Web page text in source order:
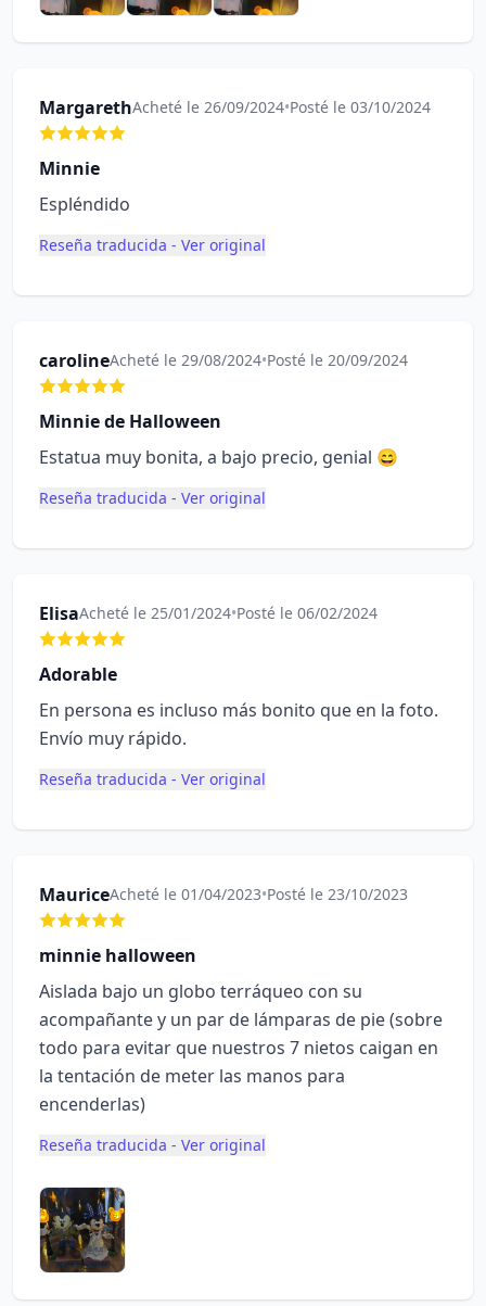
MargarethAcheté le 26/09/2024•Posté le 03/10/2024
Minnie
Espléndido
Reseña traducida - Ver original
carolineAcheté le 29/08/2024•Posté le 20/09/2024
Minnie de Halloween
Estatua muy bonita, a bajo precio, genial 😄
Reseña traducida - Ver original
ElisaAcheté le 25/01/2024•Posté le 06/02/2024
Adorable
En persona es incluso más bonito que en la foto.
Envío muy rápido.
Reseña traducida - Ver original
MauriceAcheté le 01/04/2023•Posté le 23/10/2023
minnie halloween
Aislada bajo un globo terráqueo con su
acompañante y un par de lámparas de pie (sobre
todo para evitar que nuestros 7 nietos caigan en
la tentación de meter las manos para
encenderlas)
Reseña traducida - Ver original